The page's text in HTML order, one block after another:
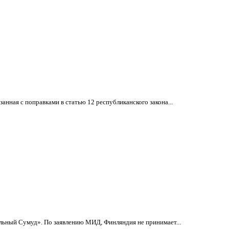
с поправками в статью 12 республиканского закона...
Сумуд». По заявлению МИД, Финляндия не принимает...